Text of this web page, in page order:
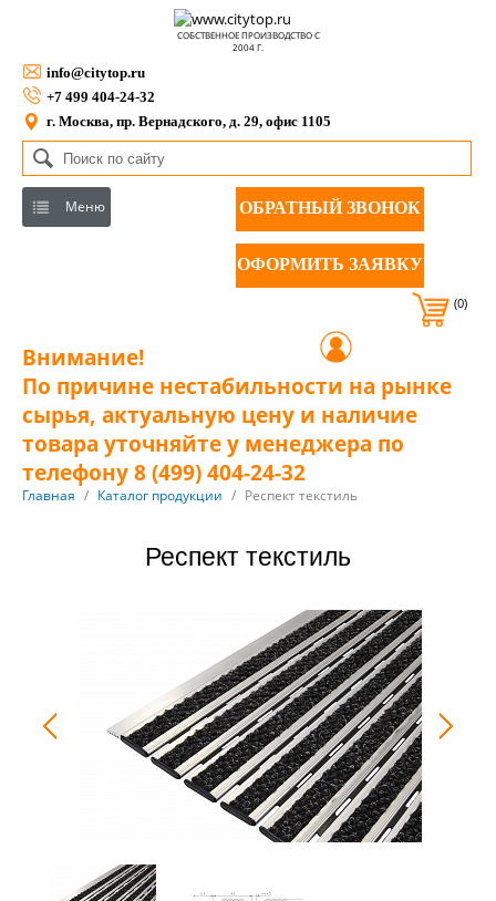
СОБСТВЕННОЕ ПРОИЗВОДСТВО С
2004 Г.
info@citytop.ru
+7 499 404-24-32
г. Москва, пр. Вернадского, д. 29, офис 1105
Меню ОБРАТНЫЙ ЗВОНОК
ОФОРМИТЬ ЗАЯВКУ
(0)
Внимание!
По причине нестабильности на рынке
сырья, актуальную цену и наличие
товара уточняйте у менеджера по
телефону 8 (499) 404-24-32
Главная / Каталог продукции / Респект текстиль
Респект текстиль